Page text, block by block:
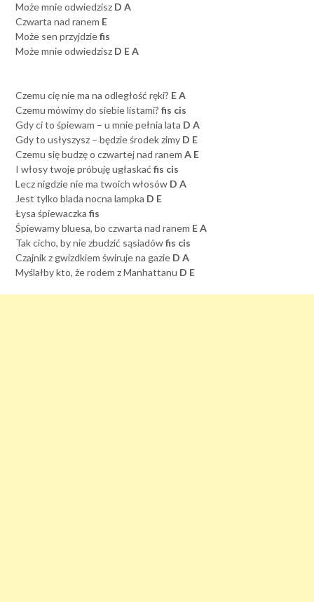
Może mnie odwiedzisz D A
Czwarta nad ranem E
Może sen przyjdziefis
Może mnie odwiedzisz D E A
Czemu cię nie ma na odległość ręki? E A
Czemu mówimy do siebie listami?fis cis
Gdy ci to śpiewam – u mnie pełnia lata D A
Gdy to usłyszysz – będzie środek zimy D E
Czemu się budzę o czwartej nad ranem A E
I włosy twoje próbuję ugłaskaćfis cis
Lecz nigdzie nie ma twoich włosów D A
Jest tylko blada nocna lampka D E
Łysa śpiewaczkafis
Śpiewamy bluesa, bo czwarta nad ranem E A
Tak cicho, by nie zbudzić sąsiadówfis cis
Czajnik z gwizdkiem świruje na gazie D A
Myślałby kto, że rodem z Manhattanu D E